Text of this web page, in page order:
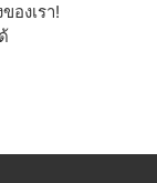
องเรา!